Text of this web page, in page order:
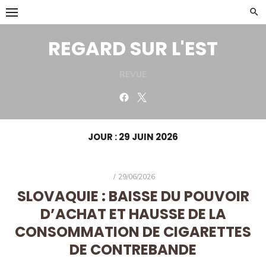
Skip
to
REGARD SUR L'EST
Facebook
JOUR :29 JUIN 2026
POSTED
29/06/2026
SLOVAQUIE : BAISSE DU POUVOIR
D’ACHAT ET HAUSSE DE LA
CONSOMMATION DE CIGARETTES
DE CONTREBANDE